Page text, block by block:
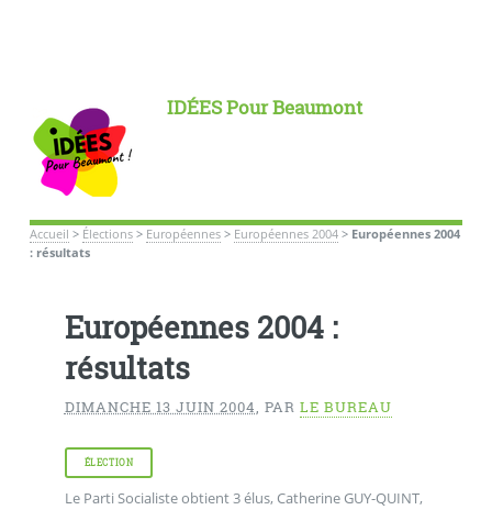
IDÉES Pour Beaumont
Accueil > Élections> Européennes> Européennes 2004> Européennes 2004
: résultats
Européennes 2004 :
résultats
DIMANCHE 13 JUIN 2004, PAR LE BUREAU
ÉLECTION
Le Parti Socialiste obtient 3 élus, Catherine GUY-QUINT,